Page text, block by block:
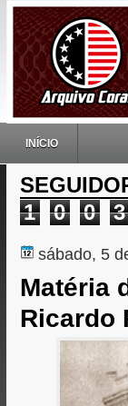
INÍCIO
1
0 0 3
sábado, 5
Matéria
Ricardo